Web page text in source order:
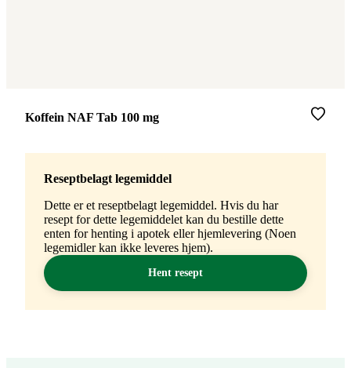
Merke:
Koffein NAF Tab 100 mg
Reseptbelagt legemiddel
Dette er et reseptbelagt legemiddel. Hvis du har
resept for dette legemiddelet kan du bestille dette
enten for henting i apotek eller hjemlevering (Noen
legemidler kan ikke leveres hjem).
Hent resept